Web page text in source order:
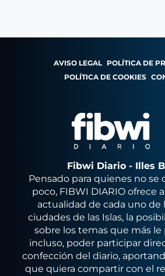
AVISO LEGAL POLÍTICA DE
POLÍTICA DE COOKIES
Fibwi Diario - Illes
Pensado para quienes no se
poco, FIBWI DIARIO ofrece
actualidad de cada uno de
ciudades de las Islas, la
sobre los temas que más le
incluso, poder participar
confección del diario,
que quiera compartir con el